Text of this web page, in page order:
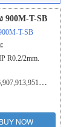
900M-T-SB
T-SB
R0.2/2mm.
NOW